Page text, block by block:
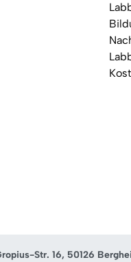
Str. 16, 50126